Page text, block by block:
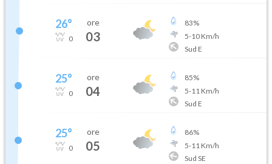
26°
0
ore
03
83%
5-10Km/h
Sud E
25°
0
ore
04
85%
5-11 Km/h
Sud E
25°
0
ore
05
86%
5-11 Km/h
Sud SE